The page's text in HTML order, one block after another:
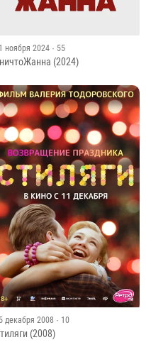
ноября 2024 · 55
(2024)
декабря 2008 · 10
(2008)